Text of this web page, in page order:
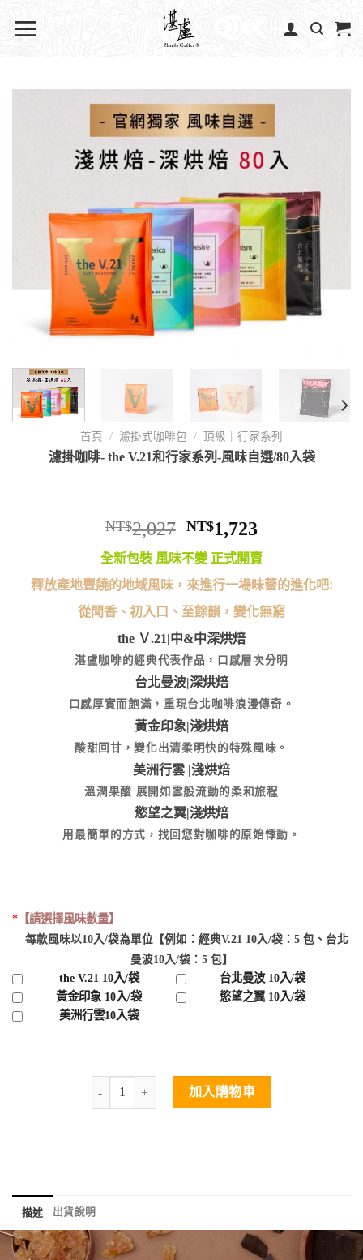
首頁 / 濾掛式咖啡包 / 頂級｜行家系列
濾掛咖啡- the V.21和行家系列-風味自選/80入袋
NT$2,027 NT$1,723
全新包裝 風味不變 正式開賣
釋放產地豐饒的地域風味，來進行一場味蕾的進化吧!
從聞香、初入口、至餘韻，變化無窮
the Ｖ.21|中&中深烘焙
湛盧咖啡的經典代表作品，口感層次分明
台北曼波|深烘焙
口感厚實而飽滿，重現台北咖啡浪漫傳奇。
黃金印象|淺烘焙
酸甜回甘，變化出清柔明快的特殊風味。
美洲行雲 |淺烘焙
溫潤果酸 展開如雲般流動的柔和旅程
慾望之翼|淺烘焙
用最簡單的方式，找回您對咖啡的原始悸動。
* 【請選擇風味數量】
每款風味以10入/袋為單位【例如：經典V.21 10入/袋：5 包、台北
曼波10入/袋：5 包】
the V.21 10入/袋
台北曼波 10入/袋
黃金印象 10入/袋
慾望之翼 10入/袋
美洲行雲10入袋
加入購物車
描述 出貨說明